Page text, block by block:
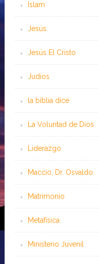
Islam
Jesús
Jesús El Cristo
Judíos
la biblia dice
La Voluntad de Dios
Liderazgo
Maccio, Dr. Osvaldo
Matrimonio
Metafísica
Ministerio Juvenil